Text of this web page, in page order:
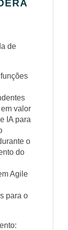
de
valor
IA para
o
do
Agile
para o